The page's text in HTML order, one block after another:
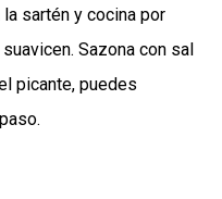
sartén y cocina por
Sazona con sal
picante, puedes